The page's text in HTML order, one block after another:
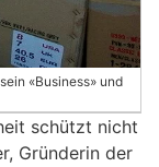
«Business» und
schützt nicht
Gründerin der